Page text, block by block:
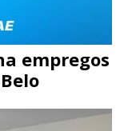
empregos